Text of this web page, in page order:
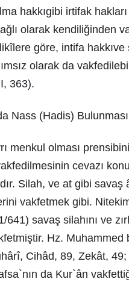
hakkıgibi irtifak hakları
olarak kendiliğinden
göre, intifa hakkıve
olarak da
363).
Nass (Hadis)
menkul olması
cevazı
Silah, ve at gibi savaş
vakfetmek gibi.
641) savaş silahını ve
Hz. Muhammed
Cihâd, 89, Zekât,
da Kur`ân